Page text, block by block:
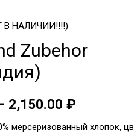
В НАЛИЧИИ!!!!)
Zubehor
2,150.00₽
мерсеризованный хлопок,